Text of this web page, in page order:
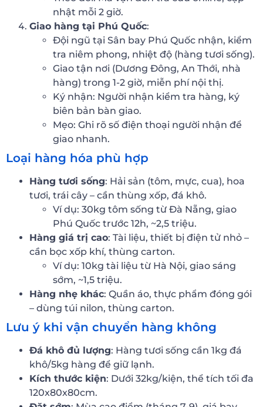
nhật mỗi 2 giờ.
Giao hàng tại Phú Quốc:
Đội ngũ tại Sân bay Phú Quốc nhận, kiểm
tra niêm phong, nhiệt độ (hàng tươi sống).
Giao tận nơi (Dương Đông, An Thới, nhà
hàng) trong 1-2 giờ, miễn phí nội thị.
Ký nhận: Người nhận kiểm tra hàng, ký
biên bản bàn giao.
Mẹo: Ghi rõ số điện thoại người nhận để
giao nhanh.
Loại hàng hóa phù hợp
Hàng tươi sống: Hải sản (tôm, mực, cua), hoa
tươi, trái cây – cần thùng xốp, đá khô.
Ví dụ: 30kg tôm sống từ Đà Nẵng, giao
Phú Quốc trước 12h, ~2,5 triệu.
Hàng giá trị cao: Tài liệu, thiết bị điện tử nhỏ –
cần bọc xốp khí, thùng carton.
Ví dụ: 10kg tài liệu từ Hà Nội, giao sáng
sớm, ~1,5 triệu.
Hàng nhẹ khác: Quần áo, thực phẩm đóng gói
– dùng túi nilon, thùng carton.
Lưu ý khi vận chuyển hàng không
Đá khô đủ lượng: Hàng tươi sống cần 1kg đá
khô/5kg hàng để giữ lạnh.
Kích thước kiện: Dưới 32kg/kiện, thể tích tối đa
120x80x80cm.